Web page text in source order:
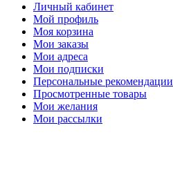
Личный кабинет
Мой профиль
Моя корзина
Мои заказы
Мои адреса
Мои подписки
Персональные рекомендации
Просмотренные товары
Мои желания
Мои рассылки